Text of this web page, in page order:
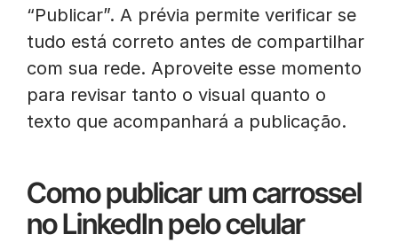
“Publicar”. A prévia permite verificar se
tudo está correto antes de compartilhar
com sua rede. Aproveite esse momento
para revisar tanto o visual quanto o
texto que acompanhará a publicação.
Como publicar um carrossel
no LinkedIn pelo celular